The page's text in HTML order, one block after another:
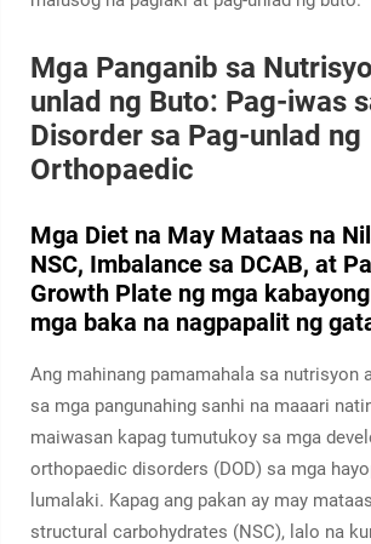
Mga Panganib sa
unlad ng Buto: Pag-iwas
Disorder sa Pag-unlad ng
Orthopaedic
Mga Diet na May Mataas na
NSC, Imbalance sa DCAB, at
Growth Plate ng mga
mga baka na nagpapalit ng
Ang mahinang pamamahala sa nutrisyon
sa mga pangunahing sanhi na maaari
maiwasan kapag tumutukoy sa mga
orthopaedic disorders (DOD) sa mga
lumalaki. Kapag ang pakan ay may
structural carbohydrates (NSC), lalo na